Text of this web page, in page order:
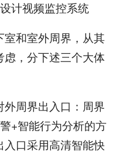
计视频监控系统
和室外周界，从其
，分下述三个大体
周界出入口：周界
+智能行为分析的方
口采用高清智能快